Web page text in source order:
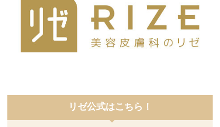
リゼ公式はこちら！